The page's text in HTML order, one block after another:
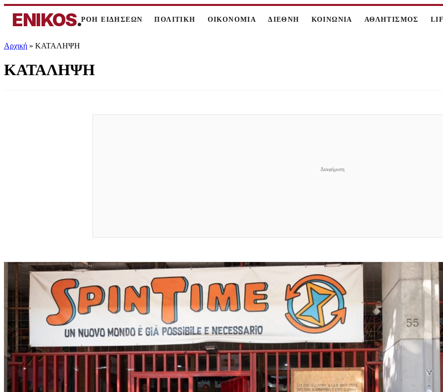
ENIKOS.ΡΟΗ ΕΙΔΗΣΕΩΝ ΠΟΛΙΤΙΚΗ ΟΙΚΟΝΟΜΙΑ ΔΙΕΘΝΗ ΚΟΙΝΩΝΙΑ ΑΘΛΗΤΙΣΜΟΣ
Αρχική » ΚΑΤΑΛΗΨΗ
ΚΑΤΑΛΗΨΗ